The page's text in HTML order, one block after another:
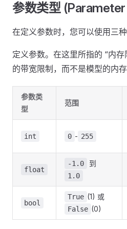
参数类型
在定义参数时，您可以使用三种
定义参数。在这里所指的 “内
的带宽限制，而不是模型的内存
参数类
型
范围
int 0 - 255
float
-1.0 到
1.0
bool
True (1) 或
False (0)